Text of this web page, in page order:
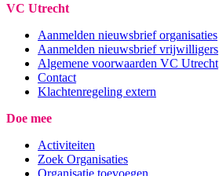
VC Utrecht
Aanmelden nieuwsbrief organisaties
Aanmelden nieuwsbrief vrijwilligers
Algemene voorwaarden VC Utrecht
Contact
Klachtenregeling extern
Doe mee
Activiteiten
Zoek Organisaties
Organisatie toevoegen